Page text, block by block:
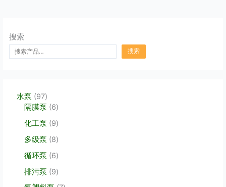
搜索
搜索
水泵 979
7
产
品
隔膜泵 66
产
品
化工泵 99
产
品
多级泵 88
产
品
循环泵 66
产
排污泵 99